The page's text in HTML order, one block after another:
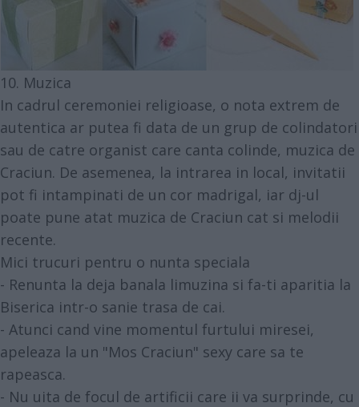
10. Muzica
In cadrul ceremoniei religioase, o nota extrem de
autentica ar putea fi data de un grup de colindatori
sau de catre organist care canta colinde, muzica de
Craciun. De asemenea, la intrarea in local, invitatii
pot fi intampinati de un cor madrigal, iar dj-ul
poate pune atat muzica de Craciun cat si melodii
recente.
Mici trucuri pentru o nunta speciala
- Renunta la deja banala limuzina si fa-ti aparitia la
Biserica intr-o sanie trasa de cai.
- Atunci cand vine momentul furtului miresei,
apeleaza la un "Mos Craciun" sexy care sa te
rapeasca.
- Nu uita de focul de artificii care ii va surprinde, cu